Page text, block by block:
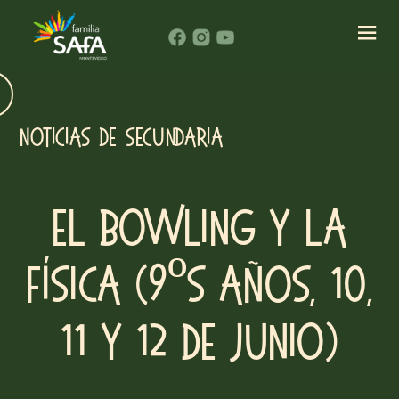
NOTICIAS DE SECUNDARIA
El bowling y la
Física (9ºs años, 10,
11 y 12 de junio)